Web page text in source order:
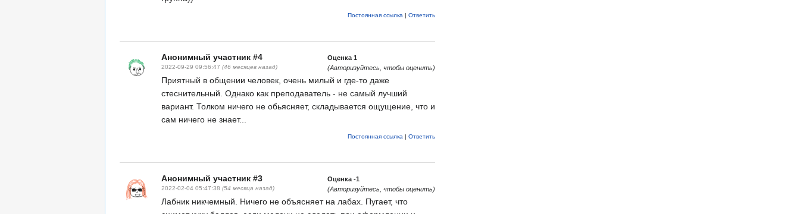
Постоянная ссылка | Ответить
Анонимный участник #4
2022-09-29 09:56:47 (46 месяцев назад)
Оценка 1
(Авторизуйтесь, чтобы оценить)
Приятный в общении человек, очень милый и где-то даже
стеснительный. Однако как преподаватель - не самый лучший
вариант. Толком ничего не обьясняет, складывается ощущение, что и
сам ничего не знает...
Постоянная ссылка | Ответить
Анонимный участник #3
2022-02-04 05:47:38 (54 месяца назад)
Оценка -1
(Авторизуйтесь, чтобы оценить)
Лабник никчемный. Ничего не объясняет на лабах. Пугает, что